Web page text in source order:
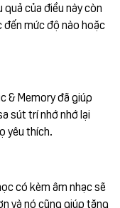
của điều này còn
đến mức độ nào hoặc
& Memory đã giúp
sút trí nhớ nhớ lại
yêu thích.
có kèm âm nhạc sẽ
và nó cũng giúp tăng